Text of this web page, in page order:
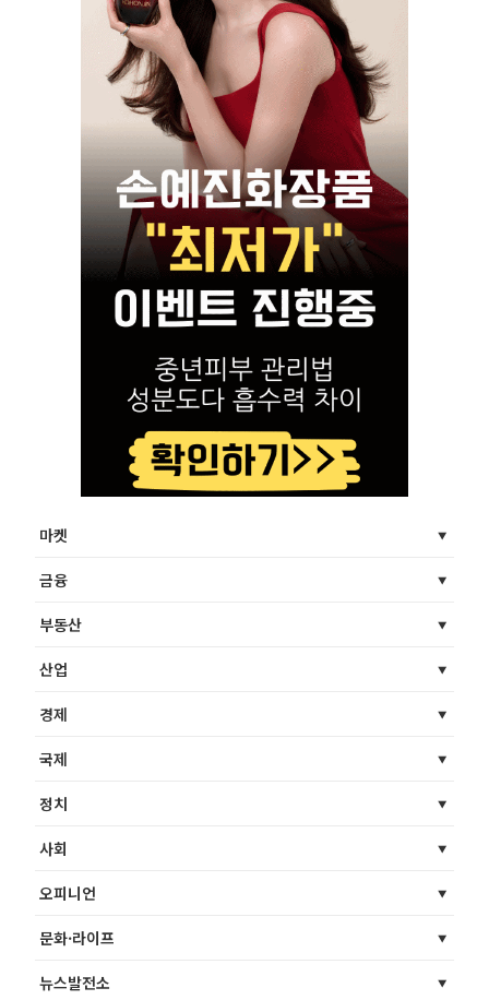
마켓
금융
부동산
산업
경제
국제
정치
사회
오피니언
문화·라이프
뉴스발전소